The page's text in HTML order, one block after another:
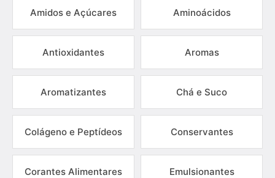
Amidos e Açúcares Aminoácidos
Antioxidantes Aromas
Aromatizantes Chá e Suco
Colágeno e Peptídeos Conservantes
Corantes Alimentares Emulsionantes